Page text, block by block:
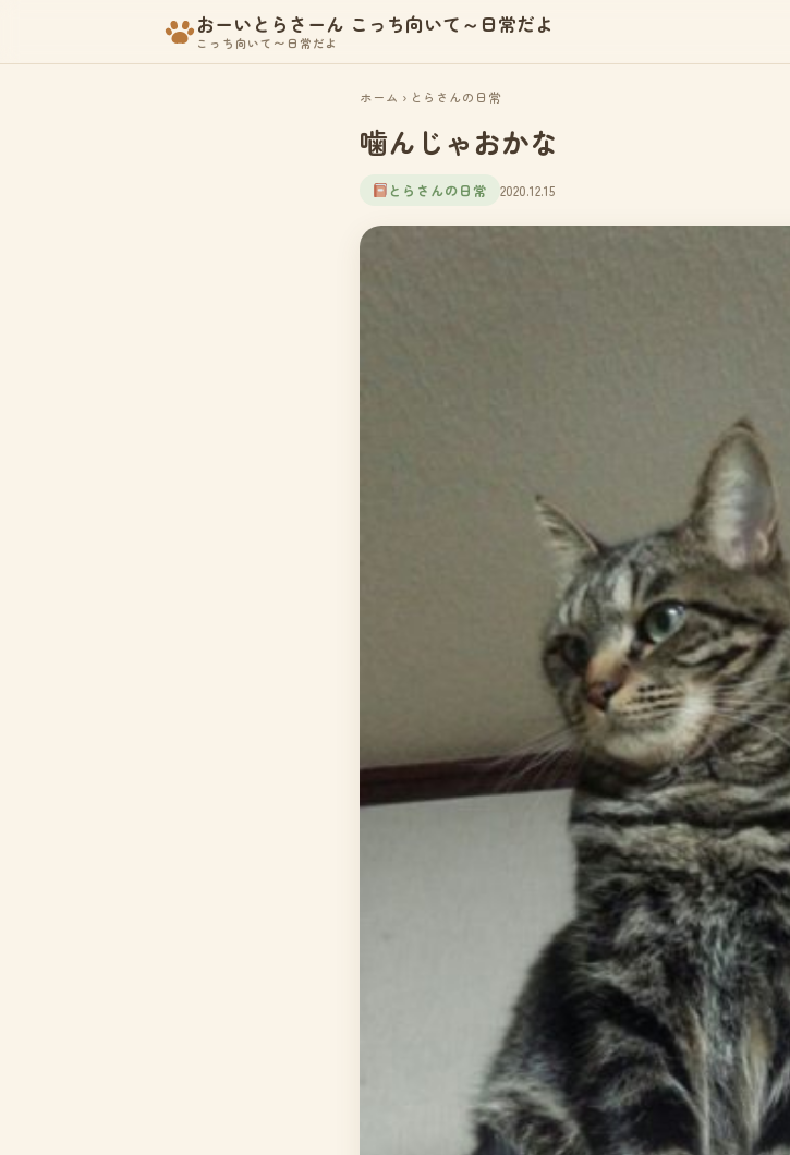
おーいとらさーん こっち向いて～日常だよ
こっち向いて〜日常だよ
ホーム › とらさんの日常
噛んじゃおかな
とらさんの日常 2020.12.15